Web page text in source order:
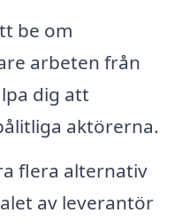
be om
arbeten från
dig att
aktörerna.
flera alternativ
av leverantör